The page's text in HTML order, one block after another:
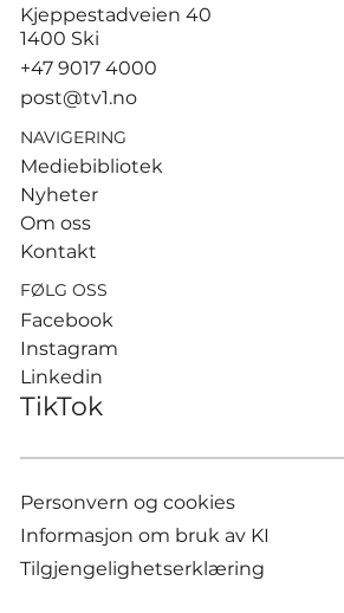
Ruud gjorde kort
gang
Kjeppestadveien 40
1400 Ski
+47 9017 4000
post@tv1.no
NAVIGERING
Mediebibliotek
Nyheter
Om oss
Kontakt
FØLG OSS
Facebook
Instagram
Linkedin
TikTok
Personvern og cookies
Informasjon om bruk av KI
Tilgjengelighetserklæring